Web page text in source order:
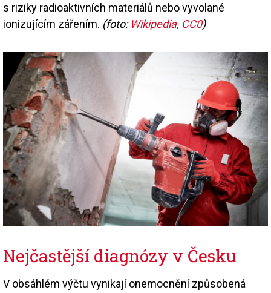
s riziky radioaktivních materiálů nebo vyvolané
ionizujícím zářením. (foto: Wikipedia, CC0)
Nejčastější diagnózy v Česku
V obsáhlém výčtu vynikají onemocnění způsobená